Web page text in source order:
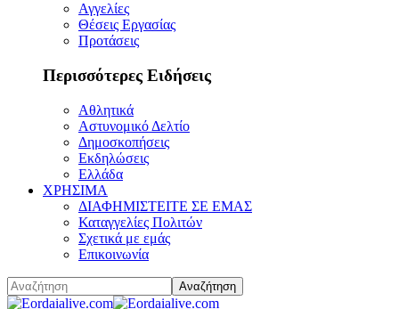
Αγγελίες
Θέσεις Εργασίας
Προτάσεις
Περισσότερες Ειδήσεις
Αθλητικά
Αστυνομικό Δελτίο
Δημοσκοπήσεις
Εκδηλώσεις
Ελλάδα
ΧΡΗΣΙΜΑ
ΔΙΑΦΗΜΙΣΤΕΙΤΕ ΣΕ ΕΜΑΣ
Καταγγελίες Πολιτών
Σχετικά με εμάς
Επικοινωνία